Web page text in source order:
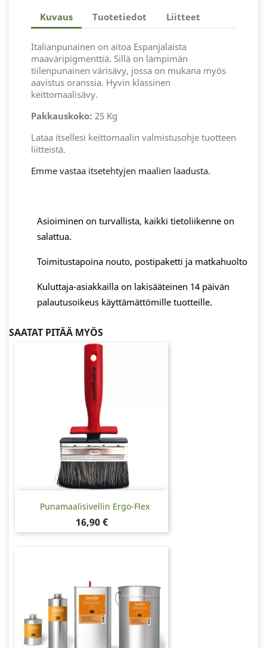
Kuvaus Tuotetiedot Liitteet
Italianpunainen on aitoa Espanjalaista
maaväripigmenttiä. Sillä on lämpimän
tiilenpunainen värisävy, jossa on mukana myös
aavistus oranssia. Hyvin klassinen
keittomaalisävy.
Pakkauskoko: 25 Kg
Lataa itsellesi keittomaalin valmistusohje tuotteen
liitteistä.
Emme vastaa itsetehtyjen maalien laadusta.
Asioiminen on turvallista, kaikki tietoliikenne on
salattua.
Toimitustapoina nouto, postipaketti ja matkahuolto
Kuluttaja-asiakkailla on lakisääteinen 14 päivän
palautusoikeus käyttämättömille tuotteille.
SAATAT PITÄÄ MYÖS
Punamaalisivellin Ergo-Flex
Hinta
16,90 €